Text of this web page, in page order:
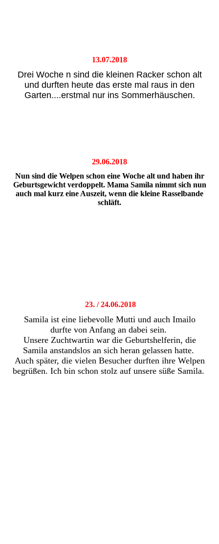
13.07.2018
Drei Woche n sind die kleinen Racker schon alt
und durften heute das erste mal raus in den
Garten....erstmal nur ins Sommerhäuschen.
29.06.2018
Nun sind die Welpen schon eine Woche alt und haben ihr
Geburtsgewicht verdoppelt. Mama Samila nimmt sich nun
auch mal kurz eine Auszeit, wenn die kleine Rasselbande
schläft.
23. / 24.06.2018
Samila ist eine liebevolle Mutti und auch Imailo
durfte von Anfang an dabei sein.
Unsere Zuchtwartin war die Geburtshelferin, die
Samila anstandslos an sich heran gelassen hatte.
Auch später, die vielen Besucher durften ihre Welpen
begrüßen. Ich bin schon stolz auf unsere süße Samila.